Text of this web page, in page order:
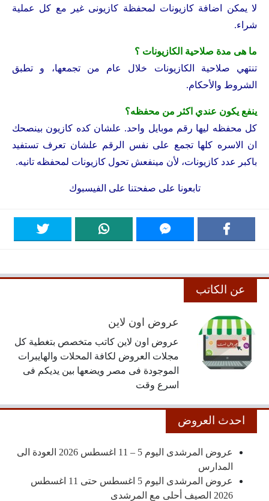
لا يمكن اضافة كازيونات لمحفظة كازيونى غير مع كل عملية
شراء.
ما هى مدة صلاحية الكازيونات ؟
تنتهي صلاحية الكازيونات خلال عام من تجمعها، و تطبق
الشروط والأحكام.
ينفع يكون عندي اكثر من محفظه؟
كل محفظه ليها رقم موبايل واحد. علشان كده كازيون بينصحك
ان الاسره كلها تجمع على نفس الرقم علشان تعرف تستفيد
باكبر عدد كازيونات، لأن مينفعش تحول كازيونات لمحفظه تانيه.
تابعونا على صفحتنا على الفيسبوك
عن الكاتب
عروض اون لاين
عروض اون لاين كاتب متخصص بتغطية كل
مجلات العروض لكافة المحلات والهايبرات
الموجودة فى مصر ويضعها بين يديكم فى
اسرع وقت
احدث العروض
عروض المرشدى اليوم 5 – 11 اغسطس 2026 العودة الى
المدارس
عروض المرشدى اليوم 5 اغسطس حتى 11 اغسطس
2026 الصيف أحلى مع المرشدى